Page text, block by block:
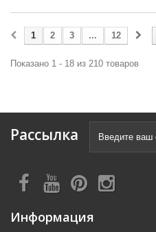
1 2 3 ... 12
Показано 1 - 18 из 210 товаров
Рассылка
Информация